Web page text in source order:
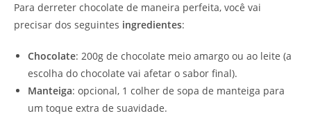
Para derreter chocolate de maneira perfeita, você vai
precisar dos seguintes ingredientes:
Chocolate: 200g de chocolate meio amargo ou ao leite (a
escolha do chocolate vai afetar o sabor final).
Manteiga: opcional, 1 colher de sopa de manteiga para
um toque extra de suavidade.